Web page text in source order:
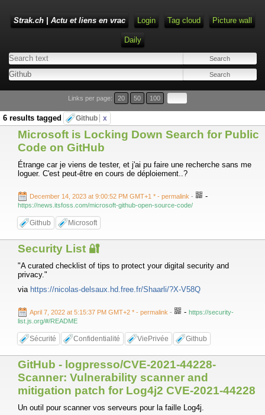
Strak.ch | Actu et liens en vrac Login Tag cloud Picture wall
Daily
Links per page: 20 50 100
6 results tagged Github x
Microsoft is Locking Down Search for Public
Code on GitHub
Étrange car je viens de tester, et j'ai pu faire une recherche sans me
loguer. C'est peut-être en cours de déploiement..?
December 14, 2023 at 9:00:52 PM GMT+1 * - permalink - -
https://news.itsfoss.com/microsoft-github-open-source-code/
Github Microsoft
Security List 🔐
"A curated checklist of tips to protect your digital security and
privacy."
via https://nicolas-delsaux.hd.free.fr/Shaarli/?X-V58Q
April 7, 2022 at 5:15:37 PM GMT+2 * - permalink - - https://security-
list.js.org/#/README
Sécurité Confidentialité ViePrivée Github
GitHub - logpresso/CVE-2021-44228-
Scanner: Vulnerability scanner and
mitigation patch for Log4j2 CVE-2021-44228
Un outil pour scanner vos serveurs pour la faille Log4j.